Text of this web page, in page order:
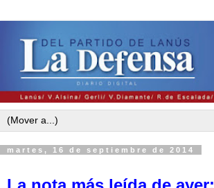
martes, 16 de septiembre de 2014